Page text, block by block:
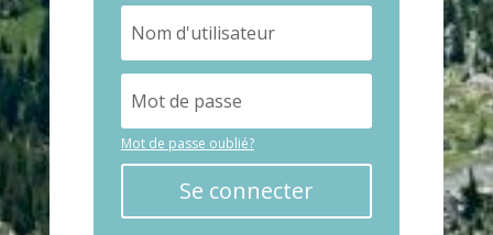
Mot de passe oublié?
Se connecter